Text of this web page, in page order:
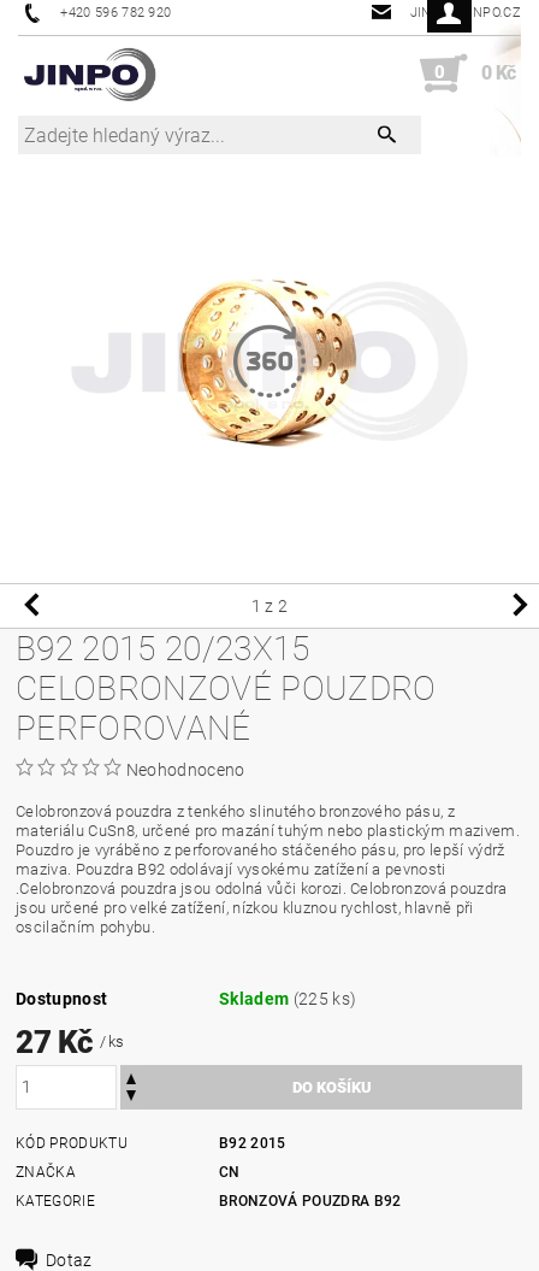
+420 596 782 920 JINPO@JINPO.CZ
0 0 Kč
1 z 2
B92 2015 20/23X15
CELOBRONZOVÉ POUZDRO
PERFOROVANÉ
Neohodnoceno
Celobronzová pouzdra z tenkého slinutého bronzového pásu, z
materiálu CuSn8, určené pro mazání tuhým nebo plastickým mazivem.
Pouzdro je vyráběno z perforovaného stáčeného pásu, pro lepší výdrž
maziva. Pouzdra B92 odolávají vysokému zatížení a pevnosti
.Celobronzová pouzdra jsou odolná vůči korozi. Celobronzová pouzdra
jsou určené pro velké zatížení, nízkou kluznou rychlost, hlavně při
oscilačním pohybu.
Dostupnost Skladem (225 ks)
27 Kč/ ks
KÓD PRODUKTU
B92 2015
ZNAČKA
CN
KATEGORIE
BRONZOVÁ POUZDRA B92
Dotaz